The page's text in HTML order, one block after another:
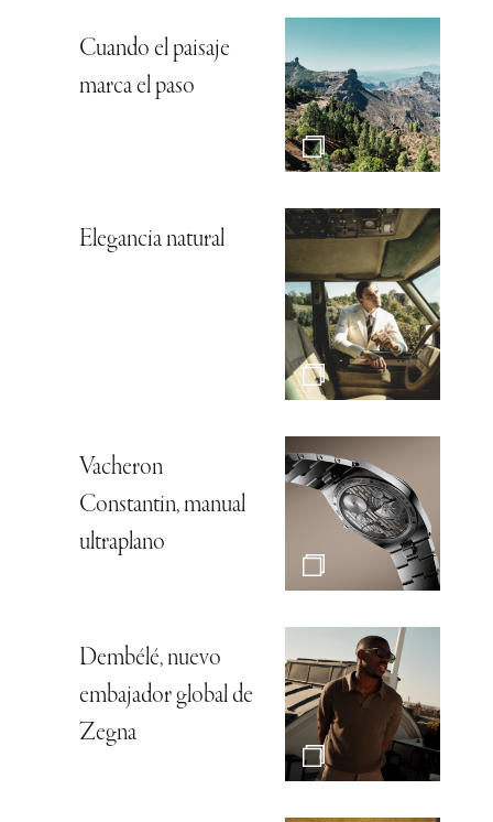
Cuando el paisaje
marca el paso
Elegancia natural
Vacheron
Constantin, manual
ultraplano
Dembélé, nuevo
embajador global de
Zegna